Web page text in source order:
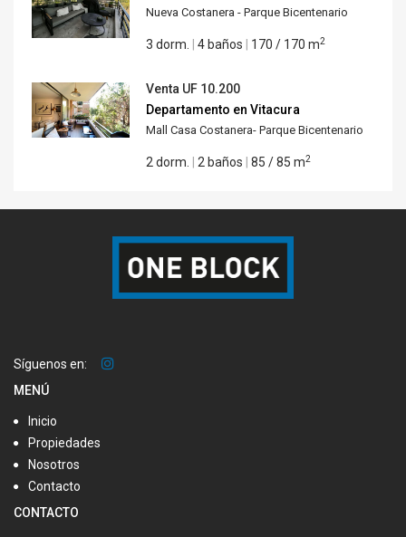
Nueva Costanera - Parque Bicentenario
3 dorm. 4 baños 170 / 170 m2
Venta UF 10.200
Departamento en Vitacura
Mall Casa Costanera- Parque Bicentenario
2 dorm. 2 baños 85 / 85 m2
Síguenos en:
MENÚ
Inicio
Propiedades
Nosotros
Contacto
CONTACTO